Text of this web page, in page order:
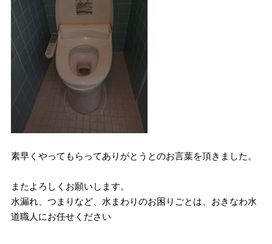
素早くやってもらってありがとうとのお言葉を頂きました。
またよろしくお願いします。
水漏れ、つまりなど、水まわりのお困りごとは、おきなわ水
道職人にお任せください